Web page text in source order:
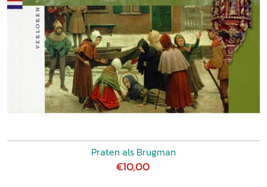
Praten als Brugman
€10,00